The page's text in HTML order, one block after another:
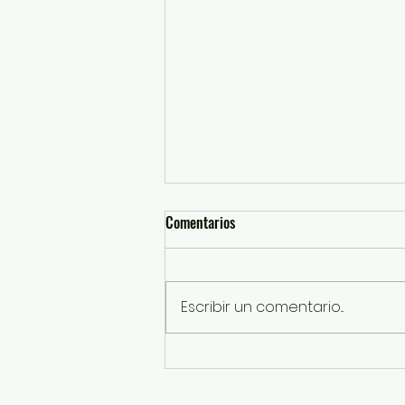
EdoMéx lidera defunciones por
Comentarios
Escribir un comentario...